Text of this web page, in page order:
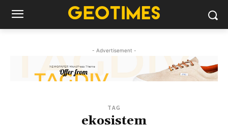
- Advertisement -
TAG
ekosistem